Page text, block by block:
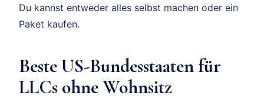
Du kannst entweder alles selbst machen oder ein
Paket kaufen.
Beste US-Bundesstaaten für
LLCs ohne Wohnsitz